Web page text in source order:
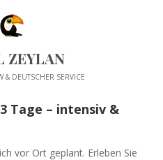
ZEYLAN
& DEUTSCHER SERVICE
Tage – intensiv &
vor Ort geplant. Erleben Sie